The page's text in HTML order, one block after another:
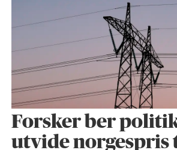
Forsker ber
utvide norgespris